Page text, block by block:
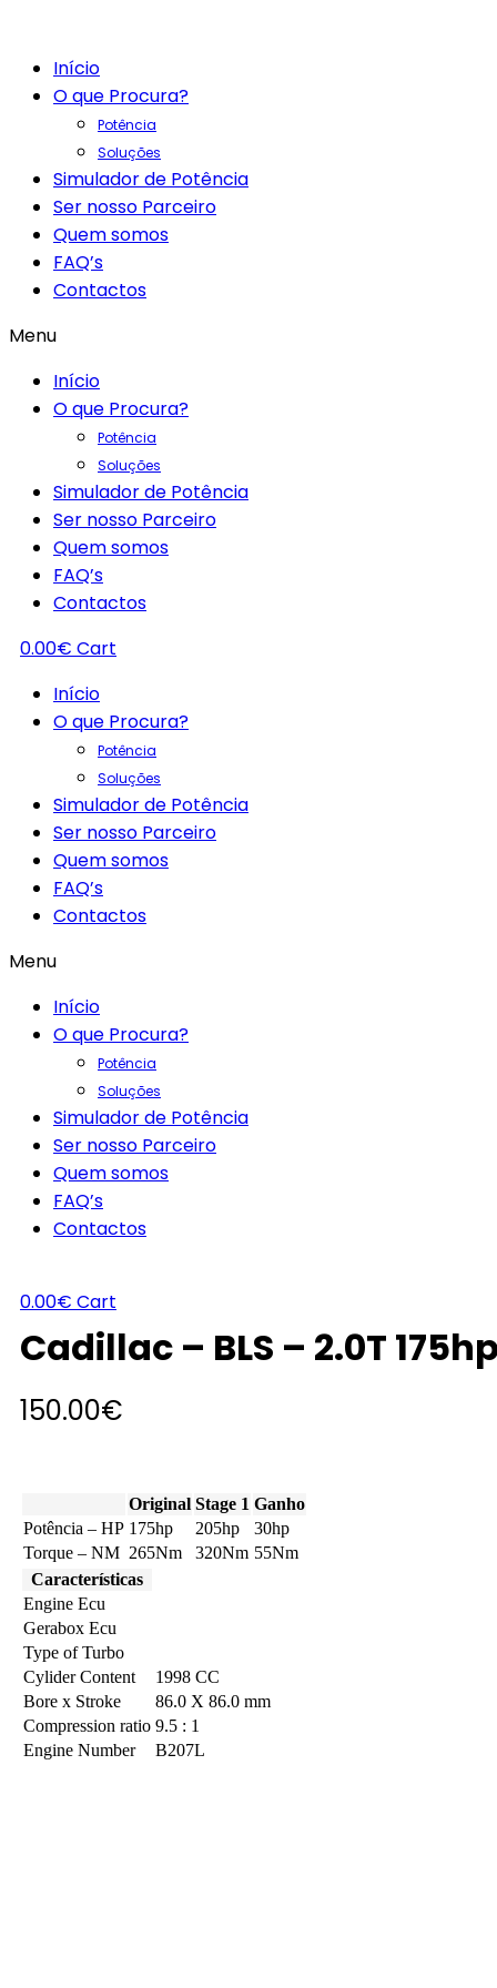
Início
O que Procura?
Potência
Soluções
Simulador de Potência
Ser nosso Parceiro
Quem somos
FAQ’s
Contactos
Menu
Início
O que Procura?
Potência
Soluções
Simulador de Potência
Ser nosso Parceiro
Quem somos
FAQ’s
Contactos
0.00€ Cart
Início
O que Procura?
Potência
Soluções
Simulador de Potência
Ser nosso Parceiro
Quem somos
FAQ’s
Contactos
Menu
Início
O que Procura?
Potência
Soluções
Simulador de Potência
Ser nosso Parceiro
Quem somos
FAQ’s
Contactos
0.00€ Cart
Cadillac – BLS – 2.0T
150.00€
Original Stage 1 Ganho
Potência – HP 175hp 205hp
30hp
Torque – NM 265Nm 320Nm 55Nm
Características
Engine Ecu
Gerabox Ecu
Type of Turbo
Cylider Content
1998 CC
Bore x Stroke
86.0 X 86.0 mm
Compression ratio 9.5 : 1
Engine Number
B207L